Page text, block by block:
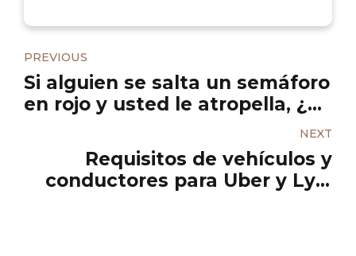
PREVIOUS
Si alguien se salta un semáforo
en rojo y usted le atropella, ¿de
NEXT
Requisitos de vehículos y
conductores para Uber y Lyft